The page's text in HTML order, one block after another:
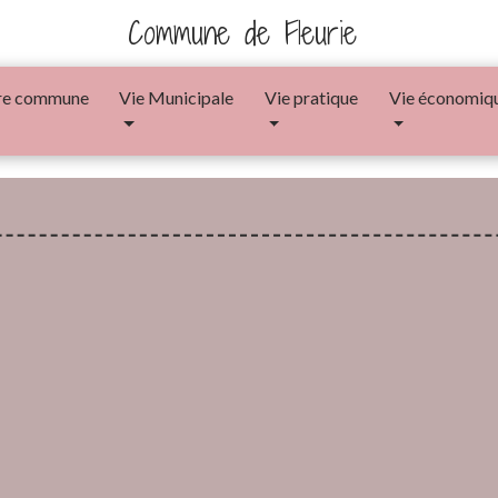
Commune de Fleurie
commune Vie Municipale Vie pratique Vie